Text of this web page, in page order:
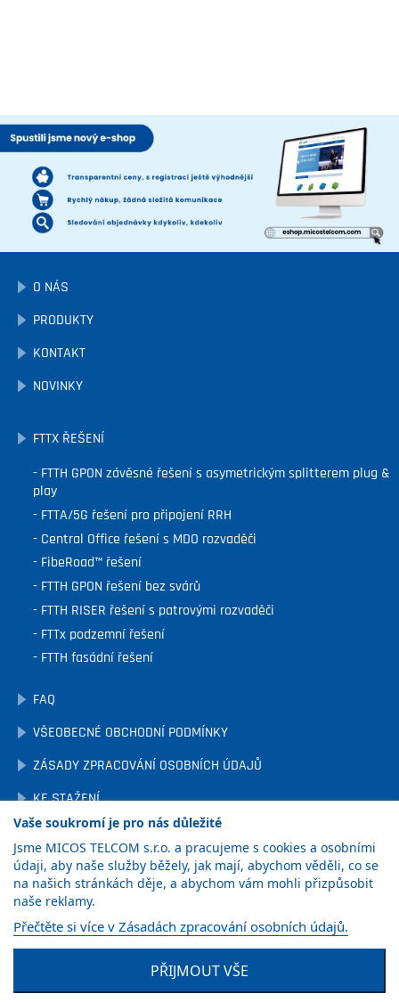
O NÁS
PRODUKTY
KONTAKT
NOVINKY
FTTX ŘEŠENÍ
FTTH GPON závěsné řešení s asymetrickým splitterem plug &
play
FTTA/5G řešení pro připojení RRH
Central Office řešení s MDO rozvaděči
FibeRoad™ řešení
FTTH GPON řešení bez svárů
FTTH RISER řešení s patrovými rozvaděči
FTTx podzemní řešení
FTTH fasádní řešení
FAQ
VŠEOBECNÉ OBCHODNÍ PODMÍNKY
ZÁSADY ZPRACOVÁNÍ OSOBNÍCH ÚDAJŮ
KE STAŽENÍ
OCHRANA OZNAMOVATELŮ
NASTAVENÍ COOKIES
KATALOG
Vaše soukromí je pro nás důležité
Jsme MICOS TELCOM s.r.o. a pracujeme s cookies a osobními
údaji, aby naše služby běžely, jak mají, abychom věděli, co se
na našich stránkách děje, a abychom vám mohli přizpůsobit
naše reklamy.
Přečtěte si více v Zásadách zpracování osobních údajů.
PŘIJMOUT VŠE